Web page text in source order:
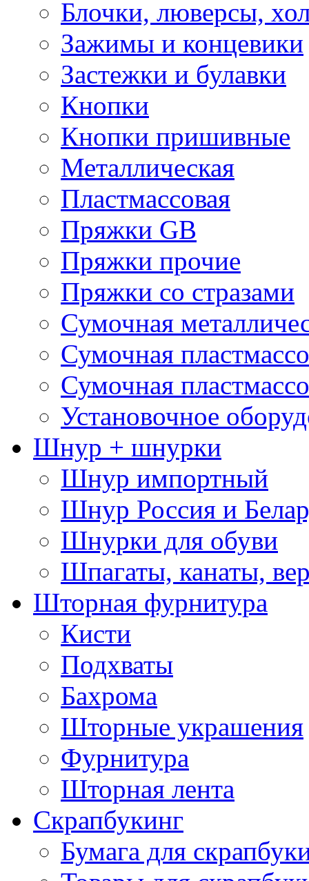
Блочки, люверсы,
Зажимы и концевики
Застежки и булавки
Кнопки
Кнопки пришивные
Металлическая
Пластмассовая
Пряжки GB
Пряжки прочие
Пряжки со стразами
Сумочная
Сумочная
Сумочная
Установочное
Шнур + шнурки
Шнур импортный
Шнур Россия и
Шнурки для обуви
Шпагаты, канаты,
Шторная фурнитура
Кисти
Подхваты
Бахрома
Шторные украшения
Фурнитура
Шторная лента
Скрапбукинг
Бумага для